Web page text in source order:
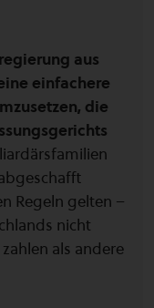
aus
einfachere
die
Regeln gelten –
nicht
als andere